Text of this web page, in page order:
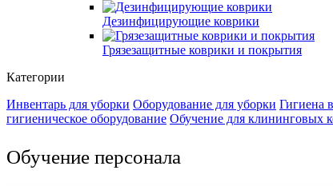
Дезинфицирующие коврики
Грязезащитные коврики и покрытия
Категории
Инвентарь для уборки Оборудование для уборки Гигиена
гигиеническое оборудование Обучение для клининговых
Обучение персонала